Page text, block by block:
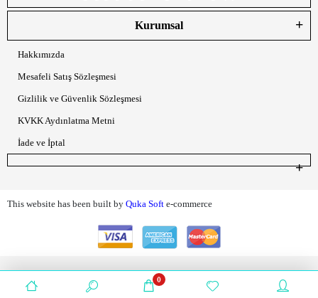
Kurumsal
Hakkımızda
Mesafeli Satış Sözleşmesi
Gizlilik ve Güvenlik Sözleşmesi
KVKK Aydınlatma Metni
İade ve İptal
This website has been built by Quka Soft e-commerce
0